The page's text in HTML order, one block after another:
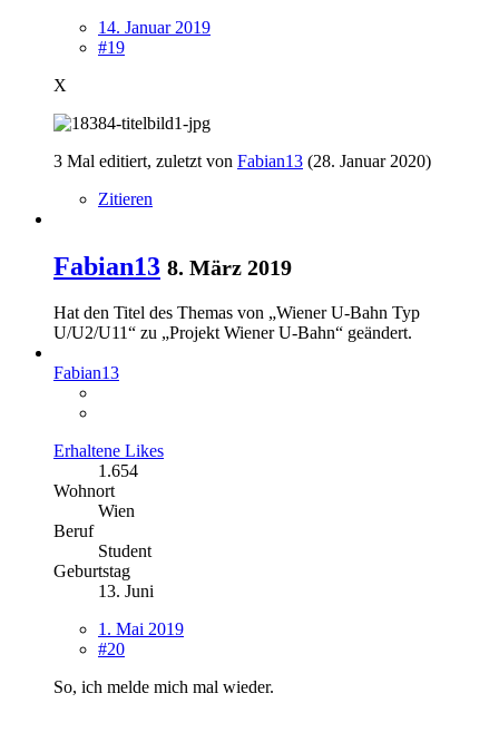
14. Januar 2019
#19
X
3 Mal editiert, zuletzt von Fabian13 (28. Januar 2020)
Zitieren
Fabian13 8. März 2019
Hat den Titel des Themas von „Wiener U-Bahn Typ
U/U2/U11“ zu „Projekt Wiener U-Bahn“ geändert.
Fabian13
Erhaltene Likes
1.654
Wohnort
Wien
Beruf
Student
Geburtstag
13. Juni
1. Mai 2019
#20
So, ich melde mich mal wieder.